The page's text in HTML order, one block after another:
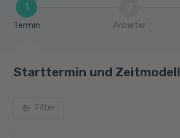
1
Termin Anbieter
Starttermin und Zeitmodell
Filter